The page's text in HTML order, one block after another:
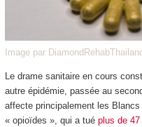
Image par
Le drame sanitaire en cours
autre épidémie, passée au
affecte principalement les
« opioïdes », qui a tué plus de